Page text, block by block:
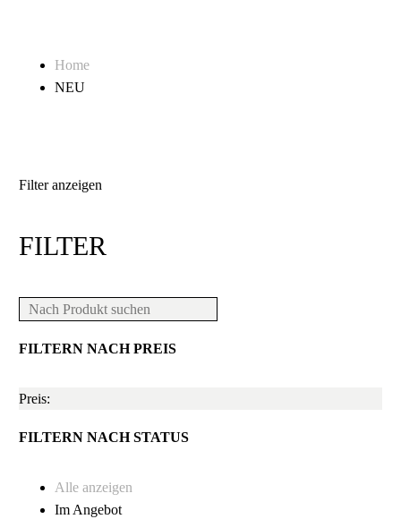
Home
NEU
Filter anzeigen
FILTER
FILTERN NACHPREIS
Preis:
FILTERN NACHSTATUS
Alle anzeigen
Im Angebot